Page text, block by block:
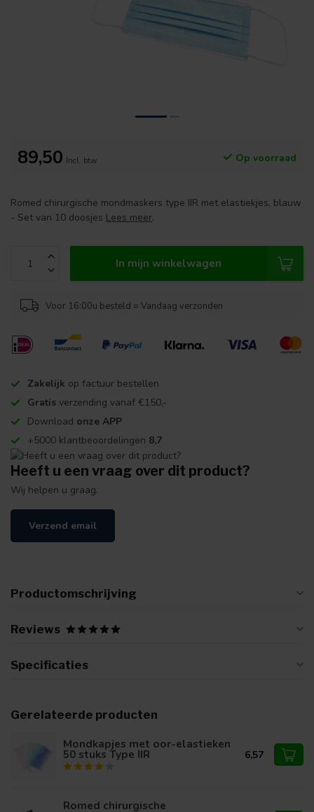
89,50 Incl. btw Op voorraad
Romed chirurgische mondmaskers type IIR met elastiekjes, blauw
- Set van 10 doosjes Lees meer.
In mijn winkelwagen
Voor 16:00u besteld = Vandaag verzonden
Zakelijk op factuur bestellen
Gratis verzending vanaf €150,-
Download onze APP
+5000 klantbeoordelingen 8,7
Heeft u een vraag over dit product?
Wij helpen u graag.
Verzend email
Productomschrijving
Reviews
Specificaties
Gerelateerde producten
Mondkapjes met oor-elastieken
50 stuks Type IIR 6,57
Romed chirurgische